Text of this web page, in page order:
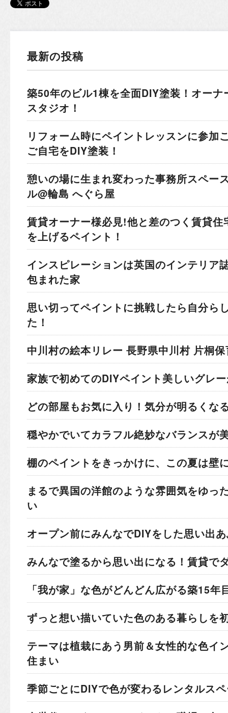
最新の投稿
築50年のビル1棟を全面DIY塗装！ オーナ
スタジオ！
リフォーム時にペイントレッスンに参加
ご自宅をDIY塗装！
憩いの場に生まれ変わった事務所スペー
ル@輪島 へぐら屋
賃貸オーナー様必見!他と差のつく賃貸住
を上げるペイント！
インスピレーションは英国のインテリア
包まれた家
思い切ってペイントに挑戦したら自分ら
た！
中川村の絵本リレー 長野県中川村 片桐
家族で初めてのDIYペイント 美しいグレ
どの部屋もお気に入り！ 気分が明るくな
穏やかでいてカラフル絶妙なバランスが
棚のペイントをきっかけに、この夏は壁
まるで異国の洋館のような雰囲気をゆっ
い
オープン前にみんなでDIYをした思い出
みんなで塗るから思い出になる！ 賃貸で
「我が家」な色がどんどん広がる築15年
ずっと想い描いていた色のある暮らしを
テーマは植栽にあう男前＆女性的な色イ
住まい
季節ごとにDIYで色が変わるレンタルス